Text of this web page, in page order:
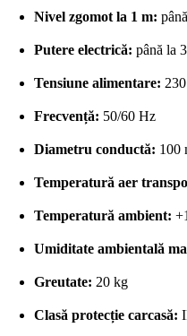
Nivel zgomot la 1 m:
Putere electrică: până la
Tensiune alimentare:
Frecvență: 50/60 Hz
Diametru conductă: 100
Temperatură aer
Temperatură ambient:
Umiditate ambientală
Greutate: 20 kg
Clasă protecție carcasă: